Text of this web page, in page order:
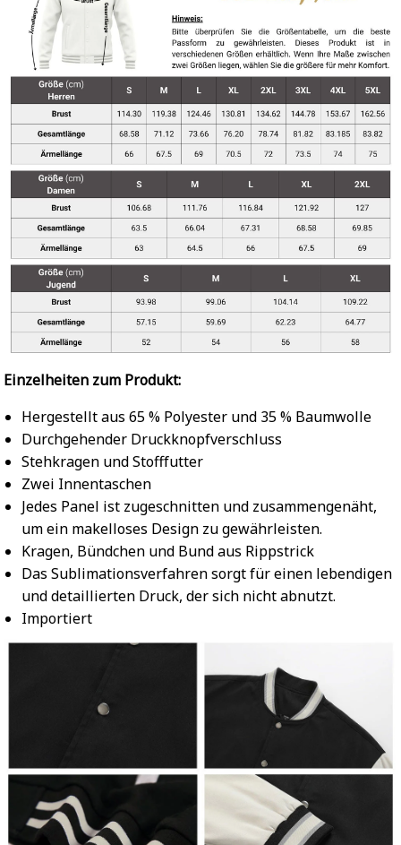
Einzelheiten zum Produkt:
Hergestellt aus 65 % Polyester und 35 % Baumwolle
Durchgehender Druckknopfverschluss
Stehkragen und Stofffutter
Zwei Innentaschen
Jedes Panel ist zugeschnitten und zusammengenäht,
um ein makelloses Design zu gewährleisten.
Kragen, Bündchen und Bund aus Rippstrick
Das Sublimationsverfahren sorgt für einen lebendigen
und detaillierten Druck, der sich nicht abnutzt.
Importiert